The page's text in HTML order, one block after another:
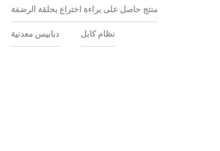
منتج حاصل على براءة اختراع بحلقة الرضفة
دبابيس معدنية نظام كابل